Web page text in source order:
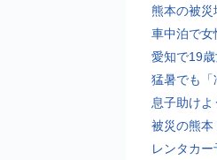
熊本の被災
車中泊で女
愛知で19
猛暑でも「
息子助け
被災の熊本
レンタカ